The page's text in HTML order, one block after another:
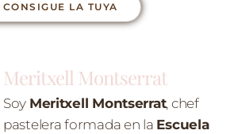
CONSIGUE LA TUYA
Meritxell Montserrat
Soy Meritxell Montserrat, chef
pastelera formada en la Escuela